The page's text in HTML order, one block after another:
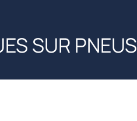
SUR PNEUS